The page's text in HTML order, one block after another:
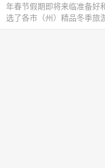
年春节假期即将来临准备好
选了各市（州）精品冬季旅